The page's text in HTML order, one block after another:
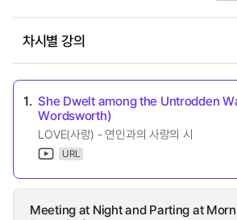
차시별 강의
1. She Dwelt among the Untrodden
Wordsworth)
LOVE(사랑) - 연인과의 사랑의 시
URL
Meeting at Night and Parting at